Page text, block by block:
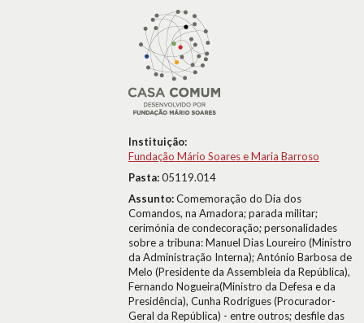
Instituição:
Fundação Mário Soares e Maria Barroso
Pasta:05119.014
Assunto:Comemoração do Dia dos
Comandos, na Amadora; parada militar;
cerimónia de condecoração; personalidades
sobre a tribuna: Manuel Dias Loureiro (Ministro
da Administração Interna); António Barbosa de
Melo (Presidente da Assembleia da República),
Fernando Nogueira(Ministro da Defesa e da
Presidência), Cunha Rodrigues (Procurador-
Geral da República) - entre outros; desfile das